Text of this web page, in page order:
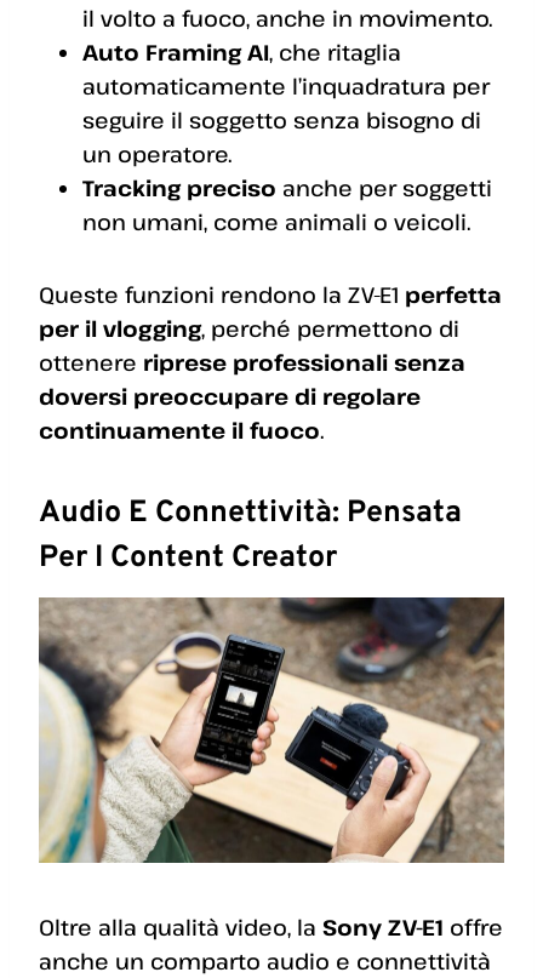
il volto a fuoco, anche in movimento.
Auto Framing AI, che ritaglia
automaticamente l’inquadratura per
seguire il soggetto senza bisogno di
un operatore.
Tracking preciso anche per soggetti
non umani, come animali o veicoli.
Queste funzioni rendono la ZV-E1 perfetta
per il vlogging, perché permettono di
ottenere riprese professionali senza
doversi preoccupare di regolare
continuamente il fuoco.
Audio E Connettività: Pensata
Per I Content Creator
Oltre alla qualità video, la Sony ZV-E1 offre
anche un comparto audio e connettività